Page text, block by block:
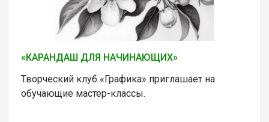
«КАРАНДАШ ДЛЯ НАЧИНАЮЩИХ»
Творческий клуб «Графика» приглашает на
обучающие мастер-классы.